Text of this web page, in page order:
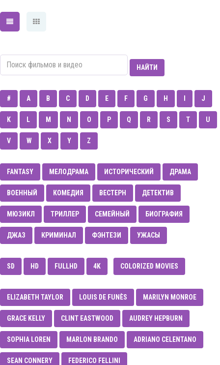
НАЙТИ
# A B C D E F G H J
K L M N O P Q R S T U
V W X Y Z
FANTASY МЕЛОДРАМА ИСТОРИЧЕСКИЙ ДРАМА
ВОЕННЫЙ КОМЕДИЯ ВЕСТЕРН ДЕТЕКТИВ
МЮЗИКЛ ТРИЛЛЕР CЕМЕЙНЫЙ БИОГРАФИЯ
ДЖАЗ КРИМИНАЛ ФЭНТЕЗИ УЖАСЫ
SD HD FULLHD 4K COLORIZED MOVIES
ELIZABETH TAYLOR LOUIS DE FUNÈS MARILYN MONROE
GRACE KELLY CLINT EASTWOOD AUDREY HEPBURN
SOPHIA LOREN MARLON BRANDO ADRIANO CELENTANO
SEAN CONNERY FEDERICO FELLINI